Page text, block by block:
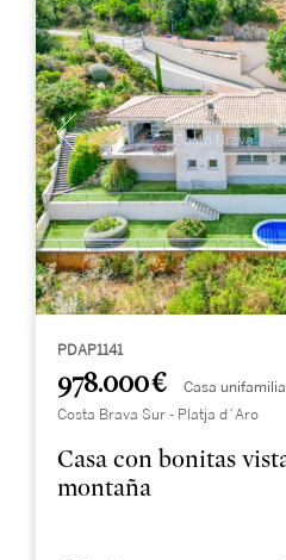
PDAP1141
978.000 € Casa
Costa Brava Sur - Platja d´Aro
Casa con bonitas
montaña